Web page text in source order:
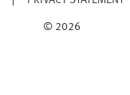
© 2026